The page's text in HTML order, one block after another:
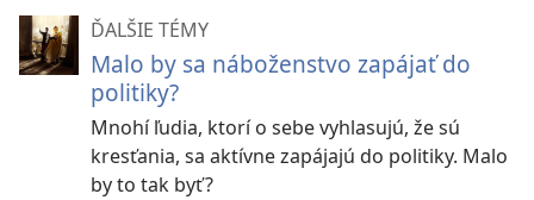
ĎALŠIE TÉMY
Malo by sa náboženstvo zapájať do
politiky?
Mnohí ľudia, ktorí o sebe vyhlasujú, že sú
kresťania, sa aktívne zapájajú do politiky. Malo
by to tak byť?